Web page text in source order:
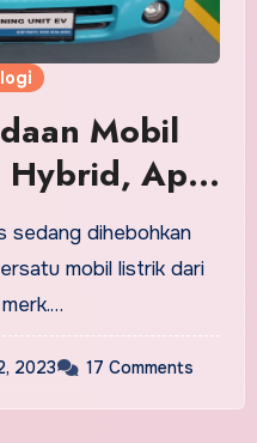
Mobil
Hybrid, Apa
sedang dihebohkan
mobil listrik dari
2023 17 Comments